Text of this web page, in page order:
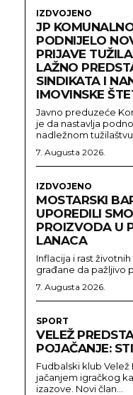
IZDVOJENO
JP
PODNIJELO
PRIJAVE
LAŽNO
SINDIKATA I
IMOVINSKE
Javno preduzeće
je da nastavlja
nadležnom tužilaštvu
7. Augusta 2026.
IZDVOJENO
MOSTARSKI
UPOREDILI
PROIZVODA U
LANACA
Inflacija i rast
građane da pažljivo
7. Augusta 2026.
SPORT
VELEŽ
POJAČANJE:
Fudbalski klub Velež
jačanjem igračkog
izazove. Novi član...